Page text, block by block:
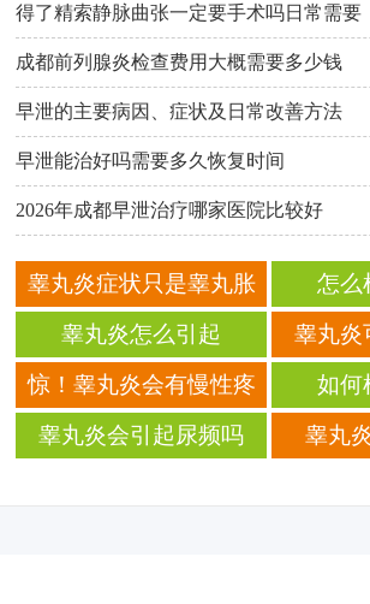
得了精索静脉曲张一定要手术吗日常需要
成都前列腺炎检查费用大概需要多少钱
早泄的主要病因、症状及日常改善方法
早泄能治好吗需要多久恢复时间
2026年成都早泄治疗哪家医院比较好
睾丸炎症状只是睾丸胀
痛吗
怎么
睾丸炎怎么引起 睾丸炎
惊！睾丸炎会有慢性疼
痛
如何
睾丸炎会引起尿频吗 睾丸